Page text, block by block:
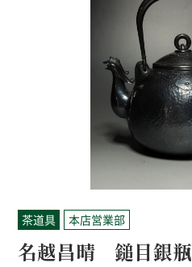
茶道具 本店営業部
名越昌晴 鎚目銀瓶